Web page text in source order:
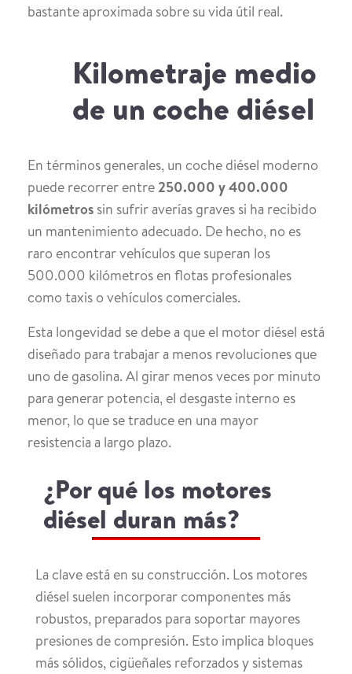
bastante aproximada sobre su vida útil real.
Kilometraje medio
de un coche diésel
En términos generales, un coche diésel moderno
puede recorrer entre 250.000 y 400.000
kilómetros sin sufrir averías graves si ha recibido
un mantenimiento adecuado. De hecho, no es
raro encontrar vehículos que superan los
500.000 kilómetros en flotas profesionales
como taxis o vehículos comerciales.
Esta longevidad se debe a que el motor diésel está
diseñado para trabajar a menos revoluciones que
uno de gasolina. Al girar menos veces por minuto
para generar potencia, el desgaste interno es
menor, lo que se traduce en una mayor
resistencia a largo plazo.
¿Por qué los motores
diésel duran más?
La clave está en su construcción. Los motores
diésel suelen incorporar componentes más
robustos, preparados para soportar mayores
presiones de compresión. Esto implica bloques
más sólidos, cigüeñales reforzados y sistemas